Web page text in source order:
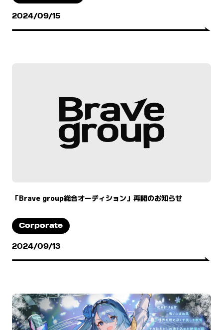
2024/09/15
「Brave group総合オーディション」再開のお知らせ
Corporate
2024/09/13